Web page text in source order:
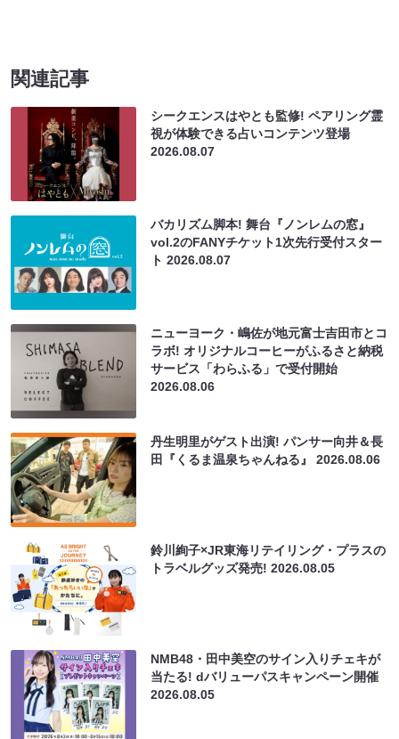
関連記事
シークエンスはやとも監修! ペアリング霊
視が体験できる占いコンテンツ登場
2026.08.07
バカリズム脚本! 舞台『ノンレムの窓』
vol.2のFANYチケット1次先行受付スター
ト2026.08.07
ニューヨーク・嶋佐が地元富士吉田市とコ
ラボ! オリジナルコーヒーがふるさと納税
サービス「わらふる」で受付開始
2026.08.06
丹生明里がゲスト出演! パンサー向井＆長
田『くるま温泉ちゃんねる』2026.08.06
鈴川絢子×JR東海リテイリング・プラスの
トラベルグッズ発売!2026.08.05
NMB48・田中美空のサイン入りチェキが
当たる! dバリューパスキャンペーン開催
2026.08.05